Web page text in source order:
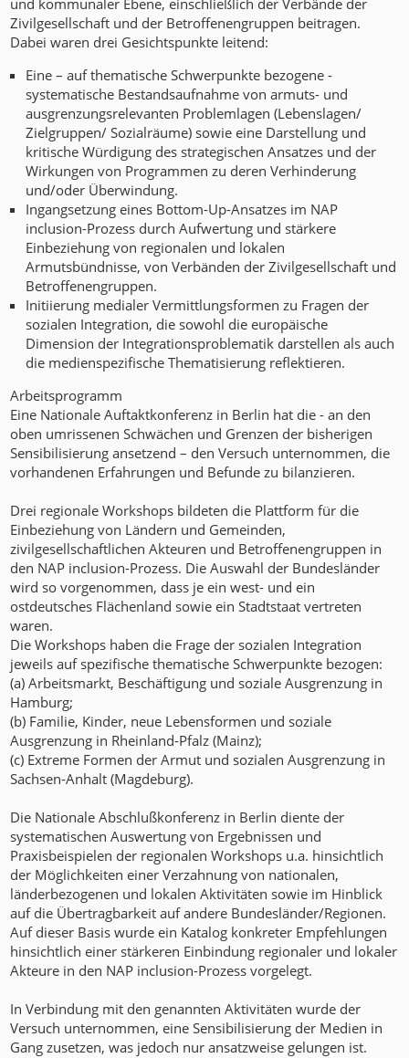
und kommunaler Ebene, einschließlich der Verbände der
Zivilgesellschaft und der Betroffenengruppen beitragen.
Dabei waren drei Gesichtspunkte leitend:
Eine – auf thematische Schwerpunkte bezogene -
systematische Bestandsaufnahme von armuts- und
ausgrenzungsrelevanten Problemlagen (Lebenslagen/
Zielgruppen/ Sozialräume) sowie eine Darstellung und
kritische Würdigung des strategischen Ansatzes und der
Wirkungen von Programmen zu deren Verhinderung
und/oder Überwindung.
Ingangsetzung eines Bottom-Up-Ansatzes im NAP
inclusion-Prozess durch Aufwertung und stärkere
Einbeziehung von regionalen und lokalen
Armutsbündnisse, von Verbänden der Zivilgesellschaft und
Betroffenengruppen.
Initiierung medialer Vermittlungsformen zu Fragen der
sozialen Integration, die sowohl die europäische
Dimension der Integrationsproblematik darstellen als auch
die medienspezifische Thematisierung reflektieren.
Arbeitsprogramm
Eine Nationale Auftaktkonferenz in Berlin hat die - an den
oben umrissenen Schwächen und Grenzen der bisherigen
Sensibilisierung ansetzend – den Versuch unternommen, die
vorhandenen Erfahrungen und Befunde zu bilanzieren.
Drei regionale Workshops bildeten die Plattform für die
Einbeziehung von Ländern und Gemeinden,
zivilgesellschaftlichen Akteuren und Betroffenengruppen in
den NAP inclusion-Prozess. Die Auswahl der Bundesländer
wird so vorgenommen, dass je ein west- und ein
ostdeutsches Flächenland sowie ein Stadtstaat vertreten
waren.
Die Workshops haben die Frage der sozialen Integration
jeweils auf spezifische thematische Schwerpunkte bezogen:
(a) Arbeitsmarkt, Beschäftigung und soziale Ausgrenzung in
Hamburg;
(b) Familie, Kinder, neue Lebensformen und soziale
Ausgrenzung in Rheinland-Pfalz (Mainz);
(c) Extreme Formen der Armut und sozialen Ausgrenzung in
Sachsen-Anhalt (Magdeburg).
Die Nationale Abschlußkonferenz in Berlin diente der
systematischen Auswertung von Ergebnissen und
Praxisbeispielen der regionalen Workshops u.a. hinsichtlich
der Möglichkeiten einer Verzahnung von nationalen,
länderbezogenen und lokalen Aktivitäten sowie im Hinblick
auf die Übertragbarkeit auf andere Bundesländer/Regionen.
Auf dieser Basis wurde ein Katalog konkreter Empfehlungen
hinsichtlich einer stärkeren Einbindung regionaler und lokaler
Akteure in den NAP inclusion-Prozess vorgelegt.
In Verbindung mit den genannten Aktivitäten wurde der
Versuch unternommen, eine Sensibilisierung der Medien in
Gang zusetzen, was jedoch nur ansatzweise gelungen ist.